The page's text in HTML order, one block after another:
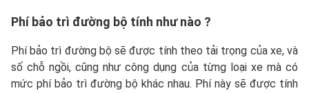
Phí bảo trì đường bộ tính như nào ?
Phí bảo trì đường bộ sẽ được tính theo tải trọng của xe, và
số chỗ ngồi, cũng như công dụng của từng loại xe mà có
mức phí bảo trì đường bộ khác nhau. Phí này sẽ được tính